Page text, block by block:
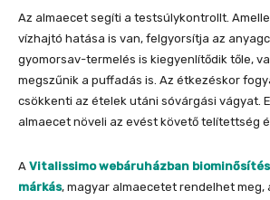
Az almaecet segíti a testsúlykontrollt.
vízhajtó hatása is van, felgyorsítja az
gyomorsav-termelés is kiegyenlítődik tőle,
megszűnik a puffadás is. Az étkezéskor
csökkenti az ételek utáni sóvárgási vágyat.
almaecet növeli az evést követő telítettség
A Vitalissimo webáruházban
márkás, magyar almaecetet rendelhet meg,